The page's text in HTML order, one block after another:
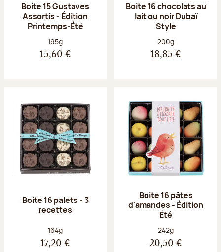
Boite 15 Gustaves
Assortis - Édition
Printemps-Été
Poids net :
195g
15,60 €
Boite 16 chocolats au
lait ou noir Dubaï
Style
Poids net :
200g
18,85 €
Boite 16 palets - 3
recettes
Poids net :
164g
17,20 €
Boite 16 pâtes
d'amandes - Édition
Été
Poids net :
242g
20,50 €